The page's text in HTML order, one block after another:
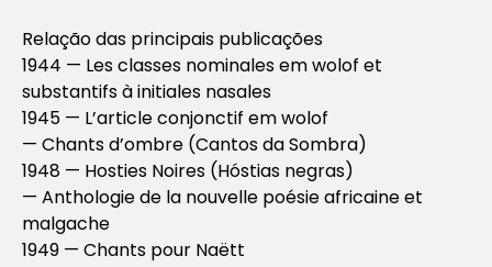
Relação das principais publicações
1944 — Les classes nominales em wolof et
substantifs à initiales nasales
1945 — L’article conjonctif em wolof
— Chants d’ombre (Cantos da Sombra)
1948 — Hosties Noires (Hóstias negras)
— Anthologie de la nouvelle poésie africaine et
malgache
1949 — Chants pour Naëtt